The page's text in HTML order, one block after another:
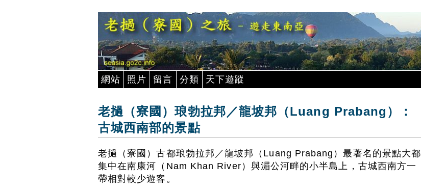
網站 照片 留言 分類 天下遊蹤
老撾（寮國）琅勃拉邦／龍坡邦（Luang Prabang）：
古城西南部的景點
老撾（寮國）古都琅勃拉邦／龍坡邦（Luang Prabang）最著名的景點大都
集中在南康河（Nam Khan River）與湄公河畔的小半島上，古城西南方一
帶相對較少遊客。